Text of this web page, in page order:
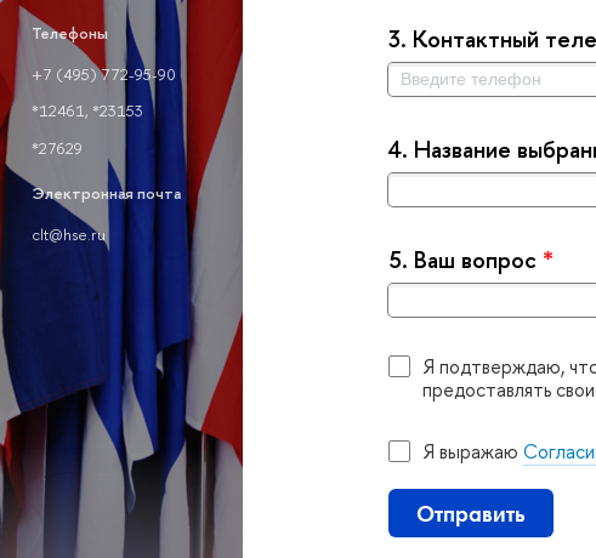
Телефоны
+7 (495) 772-95-90
*12461, *23153
*27629
Электронная почта
clt@hse.ru
3. Контактный
4. Название
5. аш вопрос *
Я подтверждаю,
предоставлять
Я выражаю
Отправить